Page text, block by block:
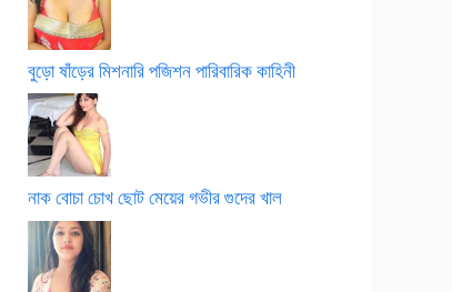
বুড়ো ষাঁড়ের মিশনারি পজিশন পারিবারিক কাহিনী
নাক বোচা চোখ ছোট মেয়ের গভীর গুদের খাল